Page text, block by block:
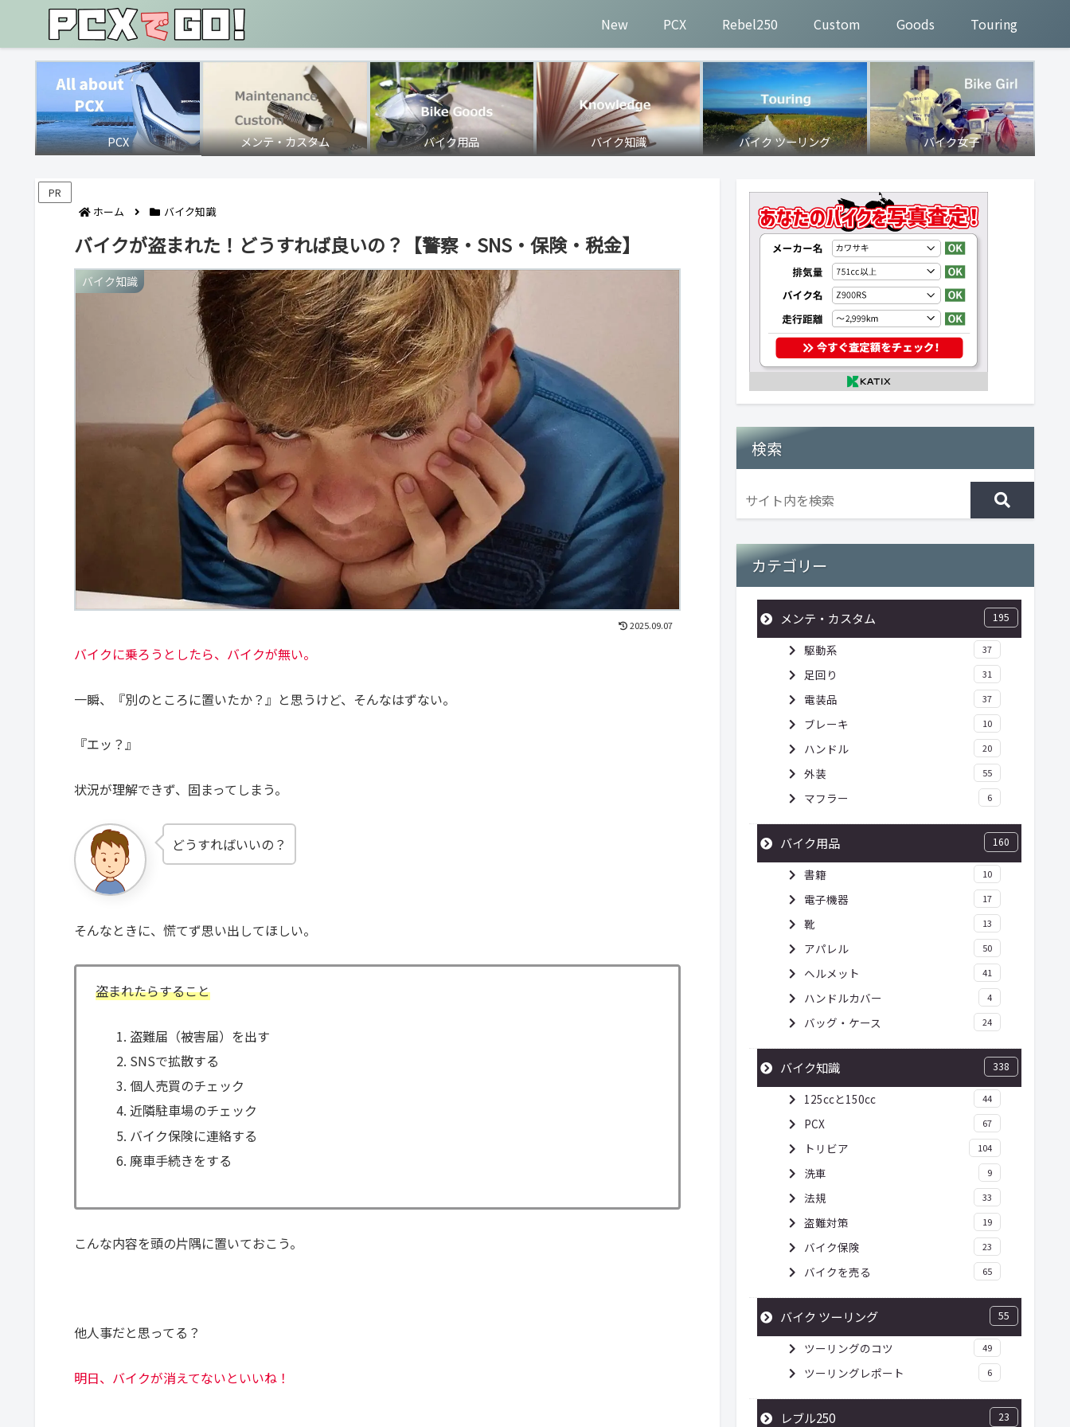
New PCX Rebel250 Custom Goods Touring
PCX メンテ・カスタム バイク用品 バイク知識 バイク ツーリング バイク女子
PR
ホーム バイク知識
バイクが盗まれた！どうすれば良いの？【警察・SNS・保険・税金】
バイク知識
2025.09.07
バイクに乗ろうとしたら、バイクが無い。
一瞬、『別のところに置いたか？』と思うけど、そんなはずない。
『エッ？』
状況が理解できず、固まってしまう。
どうすればいいの？
そんなときに、慌てず思い出してほしい。
盗まれたらすること
盗難届（被害届）を出す
SNSで拡散する
個人売買のチェック
近隣駐車場のチェック
バイク保険に連絡する
廃車手続きをする
こんな内容を頭の片隅に置いておこう。
他人事だと思ってる？
明日、バイクが消えてないといいね！
検索
カテゴリー
メンテ・カスタム 195
駆動系 37
足回り 31
電装品 37
ブレーキ 10
ハンドル 20
外装 55
マフラー 6
バイク用品 160
書籍 10
電子機器 17
靴 13
アパレル 50
ヘルメット 41
ハンドルカバー 4
バッグ・ケース 24
バイク知識 338
125ccと150cc 44
PCX 67
トリビア 104
洗車 9
法規 33
盗難対策 19
バイク保険 23
バイクを売る 65
バイク ツーリング 55
ツーリングのコツ 49
ツーリングレポート 6
レブル250 23